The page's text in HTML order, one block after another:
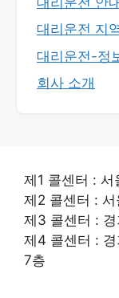
대리운전 지
대리운전-정
회사 소개
제1 콜센터 :
제2 콜센터 :
제3 콜센터 :
제4 콜센터 :
7층